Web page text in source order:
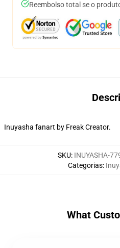
Reembolso total se o
Inuyasha fanart by Freak Creator.
SKU: INUYASHA-
Categorias:
What